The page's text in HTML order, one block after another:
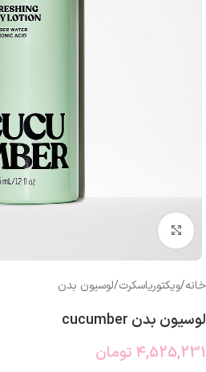
بزرگنمایی تصویر
خانه/ویکتوریاسکرت/لوسیون بدن
لوسیون بدن cucumber
4,525,231 تومان